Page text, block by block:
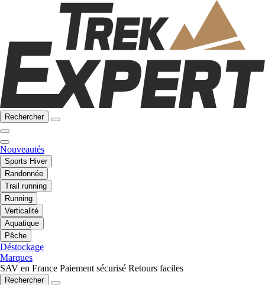
Rechercher
Nouveautés
Sports Hiver
Randonnée
Trail running
Running
Verticalité
Aquatique
Pêche
Déstockage
Marques
SAV en France Paiement sécurisé Retours faciles
Rechercher